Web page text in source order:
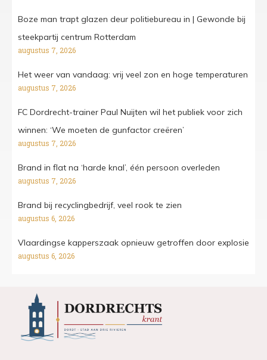
Boze man trapt glazen deur politiebureau in | Gewonde bij
steekpartij centrum Rotterdam
augustus 7, 2026
Het weer van vandaag: vrij veel zon en hoge temperaturen
augustus 7, 2026
FC Dordrecht-trainer Paul Nuijten wil het publiek voor zich
winnen: ‘We moeten de gunfactor creëren’
augustus 7, 2026
Brand in flat na ‘harde knal’, één persoon overleden
augustus 7, 2026
Brand bij recyclingbedrijf, veel rook te zien
augustus 6, 2026
Vlaardingse kapperszaak opnieuw getroffen door explosie
augustus 6, 2026